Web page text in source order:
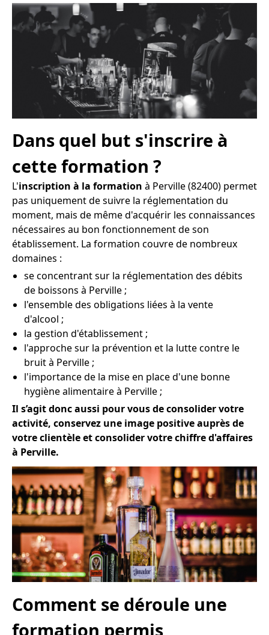
Dans quel but s'inscrire à
cette formation ?
L'inscription à la formation à Perville (82400) permet
pas uniquement de suivre la réglementation du
moment, mais de même d'acquérir les connaissances
nécessaires au bon fonctionnement de son
établissement. La formation couvre de nombreux
domaines :
se concentrant sur la réglementation des débits
de boissons à Perville ;
l'ensemble des obligations liées à la vente
d'alcool ;
la gestion d'établissement ;
l'approche sur la prévention et la lutte contre le
bruit à Perville ;
l'importance de la mise en place d'une bonne
hygiène alimentaire à Perville ;
Il s’agit donc aussi pour vous de consolider votre
activité, conservez une image positive auprès de
votre clientèle et consolider votre chiffre d'affaires
à Perville.
Comment se déroule une
formation permis